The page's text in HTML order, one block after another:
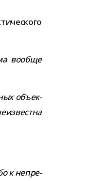
вообще
объ­ек­
к непре­